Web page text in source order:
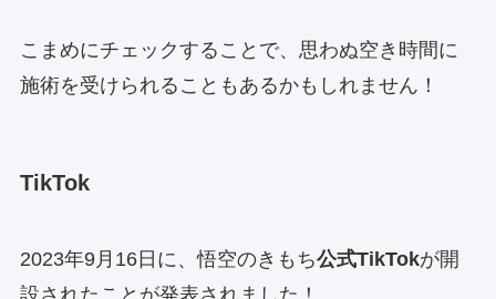
こまめにチェックすることで、思わぬ空き時間に
施術を受けられることもあるかもしれません！
TikTok
2023年9月16日に、悟空のきもち公式TikTokが開